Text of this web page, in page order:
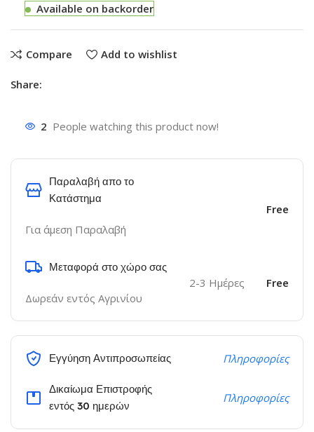
Available on backorder
Compare Add to wishlist
Share:
2 People watching this product now!
Παραλαβή απο το
Κατάστημα
Για άμεση Παραλαβή
Free
Μεταφορά στο χώρο σας
Δωρεάν εντός Αγρινίου
2-3 Ημέρες Free
Εγγύηση Αντιπροσωπείας Πληροφορίες
Δικαίωμα Επιστροφής
εντός 30 ημερών
Πληροφορίες